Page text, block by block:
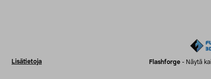
Lisätietoja Flashforge - Näytä